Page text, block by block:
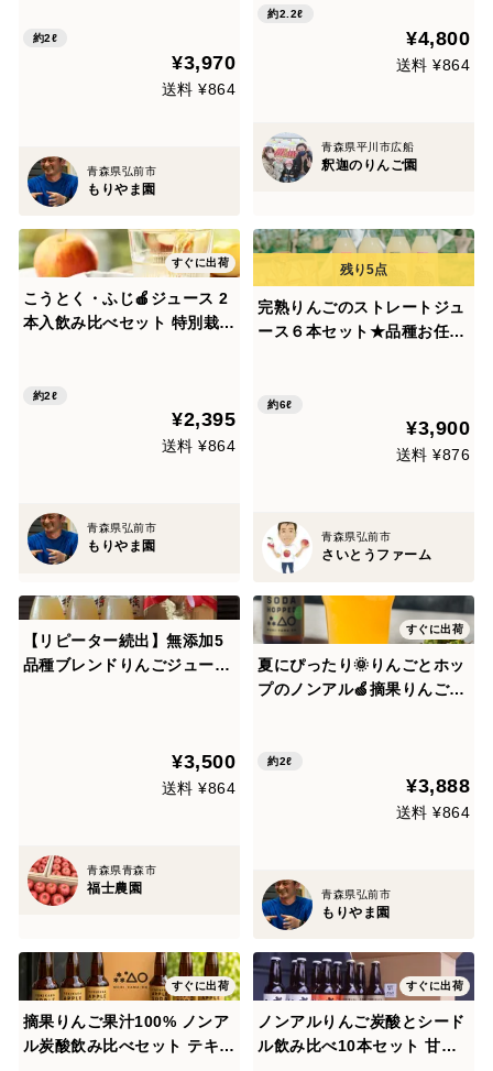
カカアップルソーダ
約2ℓ
¥3,970
送料 ¥864
青森県弘前市
もりやま園
「百年の想い」 720ml 3本セ
約2.2ℓ
¥4,800
送料 ¥864
青森県平川市広船
釈迦のりんご園
すぐに出荷
こうとく・ふじ🍎ジュース 2
本入飲み比べセット 特別栽培
望日・熨斗対応可能✨【夏ギ
フト】【御中元】におすすめ
約2ℓ
¥2,395
送料 ¥864
青森県弘前市
もりやま園
完熟りんごのストレートジュ
ース６本セット★品種お任せ
ド・旬のりんごをギュッと絞
ったオリジナルブレンド・甘
酸っぱい紅玉ブレンド」
約6ℓ
¥3,900
送料 ¥876
青森県弘前市
さいとうファーム
【リピーター続出】無添加5
品種ブレンドりんごジュース
¥3,500
送料 ¥864
青森県青森市
福士農園
すぐに出荷
夏にぴったり🌞りんごとホッ
プのノンアル🍏摘果りんごに
糖・香料・保存料無添加 お届
け日時指定可 ギフトに自分
へのご褒美に🎁【夏ギフト】
約2ℓ
¥3,888
送料 ¥864
青森県弘前市
もりやま園
すぐに出荷
摘果りんご果汁100% ノンア
ル炭酸飲み比べセット テキカ
すぐに出荷
ノンアルりんご炭酸とシード
ル飲み比べ10本セット 甘く